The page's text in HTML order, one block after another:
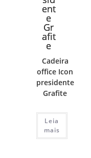
Cadeira
office Icon
presidente
Grafite
Leia
mais